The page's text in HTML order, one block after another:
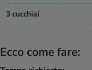
3 cucchiai
Ecco come fare: